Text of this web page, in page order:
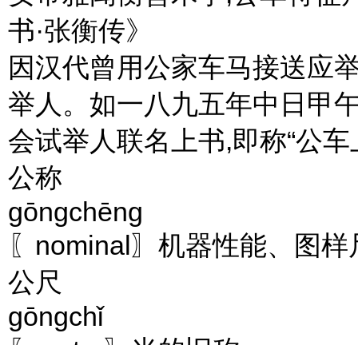
书·张衡传》
因汉代曾用公家车马接送应
举人。如一八九五年中日甲
会试举人联名上书,即称“公车
公称
gōngchēng
〖nominal〗机器性能、图
公尺
gōngchǐ